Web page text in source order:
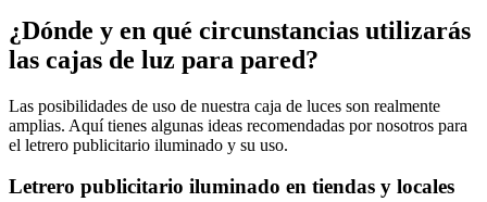
¿Dónde y en qué circunstancias utilizarás
las cajas de luz para pared?
Las posibilidades de uso de nuestra caja de luces son realmente
amplias. Aquí tienes algunas ideas recomendadas por nosotros para
el letrero publicitario iluminado y su uso.
Letrero publicitario iluminado en tiendas y locales